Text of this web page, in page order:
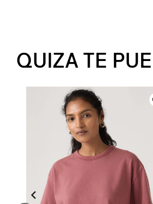
QUIZA TE